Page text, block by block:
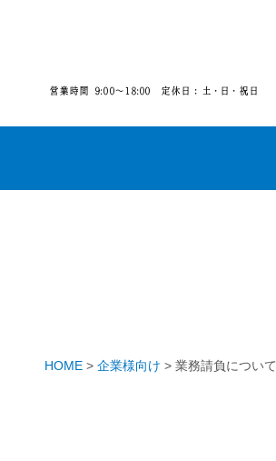
HOME > 企業様向け > 業務請負について